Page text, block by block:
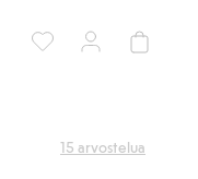
15 arvostelua